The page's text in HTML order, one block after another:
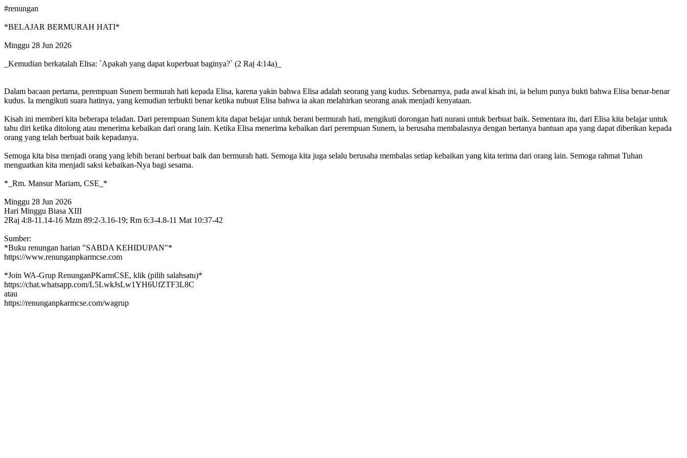
#renungan
*BELAJAR BERMURAH HATI*
Minggu 28 Jun 2026
_Kemudian berkatalah Elisa: `Apakah yang dapat kuperbuat baginya?` (2 Raj 4:14a)_
Dalam bacaan pertama, perempuan Sunem bermurah hati kepada Elisa, karena yakin bahwa Elisa adalah seorang yang kudus. Sebenarnya, pada awal kisah ini, ia belum punya bukti bahwa Elisa benar-benar
kudus. Ia mengikuti suara hatinya, yang kemudian terbukti benar ketika nubuat Elisa bahwa ia akan melahirkan seorang anak menjadi kenyataan.
Kisah ini memberi kita beberapa teladan. Dari perempuan Sunem kita dapat belajar untuk berani bermurah hati, mengikuti dorongan hati nurani untuk berbuat baik. Sementara itu, dari Elisa kita belajar untuk
tahu diri ketika ditolong atau menerima kebaikan dari orang lain. Ketika Elisa menerima kebaikan dari perempuan Sunem, ia berusaha membalasnya dengan bertanya bantuan apa yang dapat diberikan kepada
orang yang telah berbuat baik kepadanya.
Semoga kita bisa menjadi orang yang lebih berani berbuat baik dan bermurah hati. Semoga kita juga selalu berusaha membalas setiap kebaikan yang kita terima dari orang lain. Semoga rahmat Tuhan
menguatkan kita menjadi saksi kebaikan-Nya bagi sesama.
*_Rm. Mansur Mariam, CSE_*
Minggu 28 Jun 2026
Hari Minggu Biasa XIII
2Raj 4:8-11.14-16 Mzm 89:2-3.16-19; Rm 6:3-4.8-11 Mat 10:37-42
Sumber:
*Buku renungan harian "SABDA KEHIDUPAN"*
https://www.renunganpkarmcse.com
*Join WA-Grup RenunganPKarmCSE, klik (pilih salahsatu)*
https://chat.whatsapp.com/L5LwkJsLw1YH6UfZTF3L8C
atau
https://renunganpkarmcse.com/wagrup